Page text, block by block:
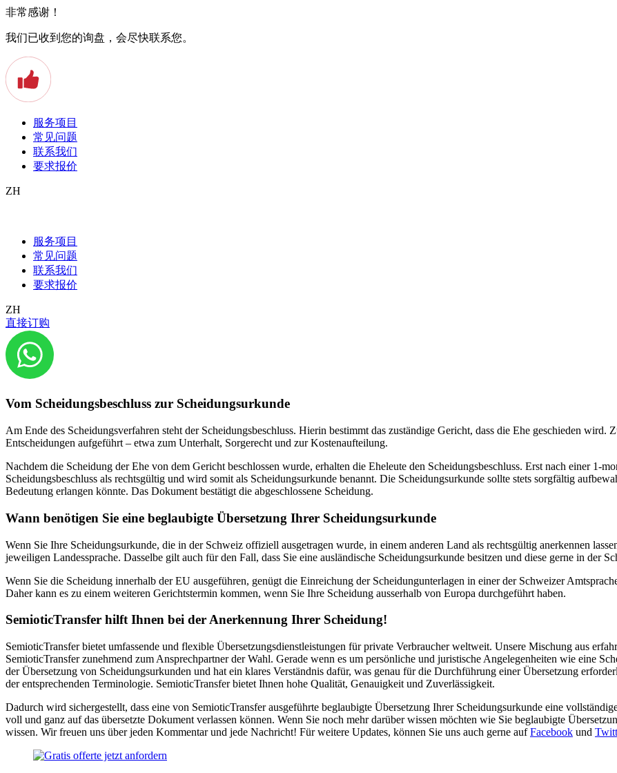
非常感谢！
我们已收到您的询盘，会尽快联系您。
服务项目
常见问题
联系我们
要求报价
ZH
服务项目
常见问题
联系我们
要求报价
ZH
直接订购
Scheidung im Ausland anerkennen lassen? Fertigen Sie jetzt eine beglaubigte
Eine Scheidungsurkunde ist ein behördliches Dokument, das die rechtswirksame Auflösung einer Ehe bescheinigt. Eine
Trennung im Ausland gerichtlich anerkannt werden soll oder eine Ehe im Ausland geschlossen werden möchte.
Bei der Übersetzung von Scheidungsbeschlüssen, -urkunden und verwandten Dokumenten kann es oft verwirrend sein. Es ist schwierig
und unserem Wissen führen wir Sie durch das Minenfeld internationaler Dokumente und unterstützen Sie bei der Anerkennung Ihrer
Gratis Offerte jetzt anfordern
Vom Scheidungsbeschluss zur Scheidungsurkunde
Am Ende des Scheidungsverfahren steht der Scheidungsbeschluss. Hierin bestimmt das zuständige Gericht, dass die Ehe geschieden wird.
Entscheidungen aufgeführt – etwa zum Unterhalt, Sorgerecht und zur Kostenaufteilung.
Nachdem die Scheidung der Ehe von dem Gericht beschlossen wurde, erhalten die Eheleute den Scheidungsbeschluss. Erst nach einer 1-
Scheidungsbeschluss als rechtsgültig und wird somit als Scheidungsurkunde benannt. Die Scheidungsurkunde sollte stets sorgfältig
Bedeutung erlangen könnte. Das Dokument bestätigt die abgeschlossene Scheidung.
Wann benötigen Sie eine beglaubigte Übersetzung Ihrer Scheidungsurkunde
Wenn Sie Ihre Scheidungsurkunde, die in der Schweiz offiziell ausgetragen wurde, in einem anderen Land als rechtsgültig anerkennen
jeweiligen Landessprache. Dasselbe gilt auch für den Fall, dass Sie eine ausländische Scheidungsurkunde besitzen und diese gerne in der
Wenn Sie die Scheidung innerhalb der EU ausgeführen, genügt die Einreichung der Scheidungunterlagen in einer der Schweizer
Daher kann es zu einem weiteren Gerichtstermin kommen, wenn Sie Ihre Scheidung ausserhalb von Europa durchgeführt haben.
SemioticTransfer hilft Ihnen bei der Anerkennung Ihrer Scheidung!
SemioticTransfer bietet umfassende und flexible Übersetzungsdienstleistungen für private Verbraucher weltweit. Unsere Mischung aus
SemioticTransfer zunehmend zum Ansprechpartner der Wahl. Gerade wenn es um persönliche und juristische Angelegenheiten wie eine
der Übersetzung von Scheidungsurkunden und hat ein klares Verständnis dafür, was genau für die Durchführung einer Übersetzung
der entsprechenden Terminologie. SemioticTransfer bietet Ihnen hohe Qualität, Genauigkeit und Zuverlässigkeit.
Dadurch wird sichergestellt, dass eine von SemioticTransfer ausgeführte beglaubigte Übersetzung Ihrer Scheidungsurkunde eine
voll und ganz auf das übersetzte Dokument verlassen können. Wenn Sie noch mehr darüber wissen möchten wie Sie beglaubigte
wissen. Wir freuen uns über jeden Kommentar und jede Nachricht! Für weitere Updates, können Sie uns auch gerne aufFacebook und